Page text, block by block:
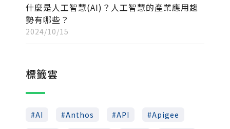
什麼是人工智慧(AI)？人工智慧的產業應用趨
勢有哪些？
2024/10/15
標籤雲
AI Anthos API
Apigee